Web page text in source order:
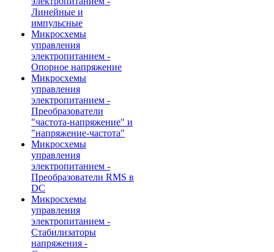
Линейные и
импульсные
Микросхемы
управления
электропитанием -
Опорное напряжение
Микросхемы
управления
электропитанием -
Преобразователи
"частота-напряжение" и
"напряжение-частота"
Микросхемы
управления
электропитанием -
Преобразователи RMS в
DC
Микросхемы
управления
электропитанием -
Стабилизаторы
напряжения -